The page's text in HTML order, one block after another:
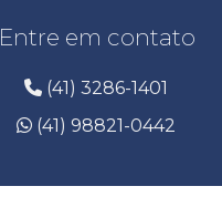
Entre em contato
(41) 3286-1401
(41) 98821-0442